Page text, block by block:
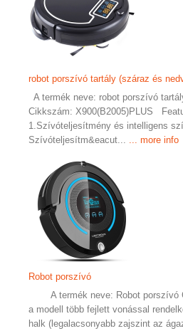
robot porszívó tartály (száraz és
A termék neve: robot porszívó
Cikkszám: X900(B2005)PLUS
1.Szívóteljesítmény és intelligens
Szívóteljesítm&eacut...
... more info
Robot porszívó
A termék neve: Robot porszívó
a modell több fejlett vonással
halk (legalacsonyabb zajszint az